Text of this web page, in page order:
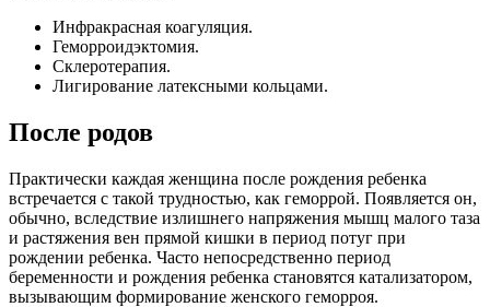
Инфракрасная коагуляция.
Геморроидэктомия.
Склеротерапия.
Лигирование латексными кольцами.
После родов
Практически каждая женщина после рождения ребенка
встречается с такой трудностью, как геморрой. Появляется он,
обычно, вследствие излишнего напряжения мышц малого таза
и растяжения вен прямой кишки в период потуг при
рождении ребенка. Часто непосредственно период
беременности и рождения ребенка становятся катализатором,
вызывающим формирование женского геморроя.